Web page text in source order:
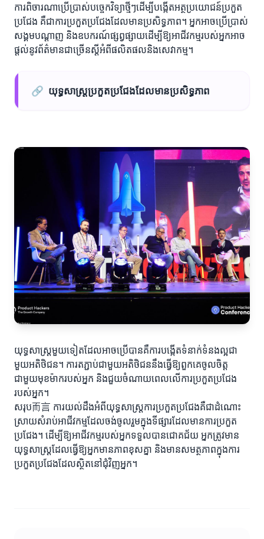
ការពិចារណាប្រើប្រាស់បច្ចេកវិទ្យាថ្មីៗដើម្បីបង្កើតអត្ថប្រយោជន៍ប្រកួត
ប្រជែង គឺជាការប្រកួតប្រជែងដែលមានប្រសិទ្ធភាព។ អ្នកអាចប្រើប្រាស់
សង្គមបណ្ដាញ និងឧបករណ៍ផ្សព្វផ្សាយដើម្បីឱ្យអាជីវកម្មរបស់អ្នកអាច
ផ្តល់នូវព័ត៌មានជាច្រើនស្តីអំពីផលិតផលនិងសេវាកម្ម។
🔗 យុទ្ធសាស្ត្រប្រកួតប្រជែងដែលមានប្រសិទ្ធភាព
យុទ្ធសាស្ត្រមួយទៀតដែលអាចប្រើបានគឺការបង្កើតទំនាក់ទំនងល្អជា
មួយអតិថិជន។ ការតភ្ជាប់ជាមួយអតិថិជននឹងធ្វើឱ្យពួកគេចូលចិត្ត
ជាមួយមុខម៉ាករបស់អ្នក និងជួយចំណាយពេលលើការប្រកួតប្រជែង
របស់អ្នក។
សរុប而言 ការយល់ដឹងអំពីយុទ្ធសាស្ត្រ​ការប្រកួតប្រជែងគឺជាដំណោះ
ស្រាយសំរាប់អាជីវកម្មដែលចង់ចូលរួមក្នុងទីផ្សារដែលមានការប្រកួត
ប្រជែង។ ដើម្បីឱ្យអាជីវកម្មរបស់អ្នកទទួលបានជោគជ័យ អ្នកត្រូវមាន
យុទ្ធសាស្ត្រដែលធ្វើឱ្យអ្នកមានភាពខុសគ្នា និងមានសមត្ថភាពក្នុងការ
ប្រកួតប្រជែងដែលស្ថិតនៅជុំវិញអ្នក។